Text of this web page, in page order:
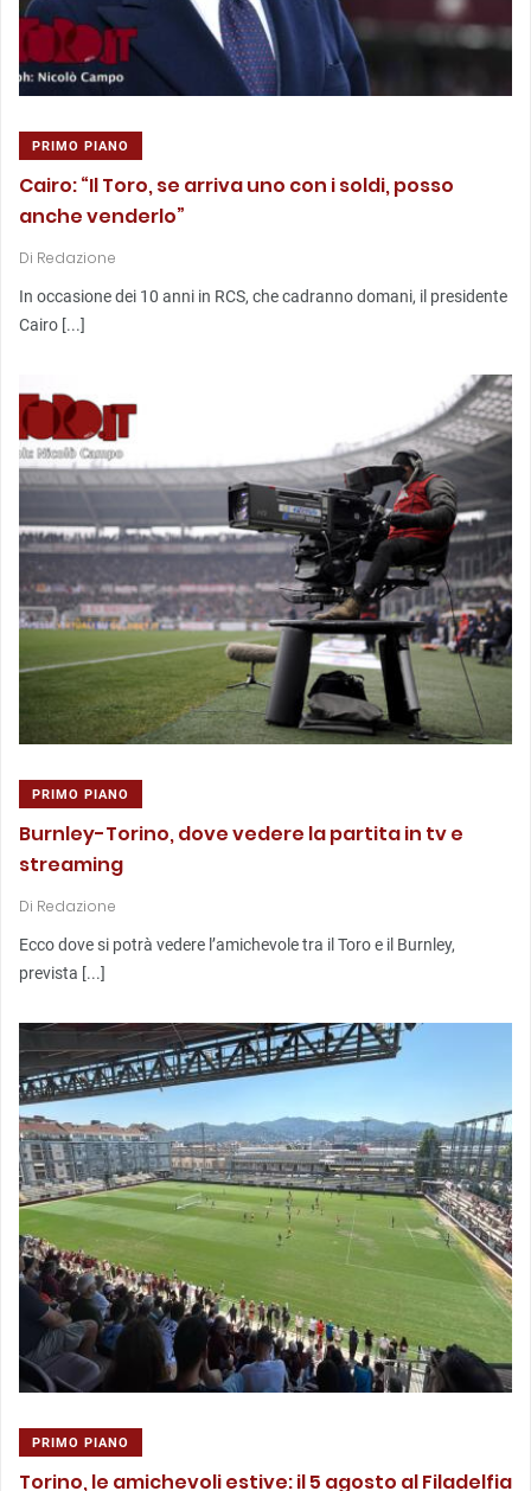
PRIMO PIANO
Cairo: “Il Toro, se arriva uno con i soldi, posso
anche venderlo”
Di Redazione
In occasione dei 10 anni in RCS, che cadranno domani, il presidente
Cairo [...]
PRIMO PIANO
Burnley-Torino, dove vedere la partita in tv e
streaming
Di Redazione
Ecco dove si potrà vedere l’amichevole tra il Toro e il Burnley,
prevista [...]
PRIMO PIANO
Torino, le amichevoli estive: il 5 agosto al Filadelfia